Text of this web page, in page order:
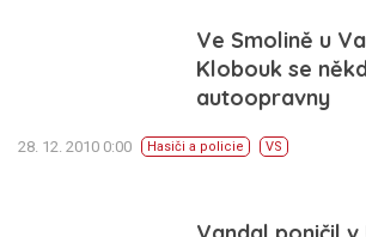
Ve Smolině u
Klobouk se
autoopravny
28. 12. 2010 0:00 Hasiči a policie VS